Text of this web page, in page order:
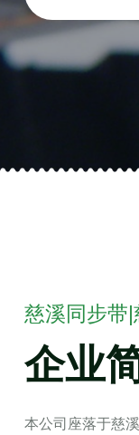
慈溪同步带|
企业
本公司座落于慈